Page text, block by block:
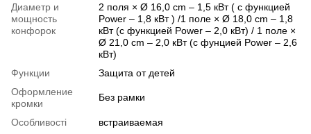
Диаметр и
мощность
конфорок
2 поля × Ø 16,0 cm – 1,5 кВт ( с функцией
Power – 1,8 кВт ) /1 поле × Ø 18,0 cm – 1,8
кВт (с функцией Power – 2,0 кВт) / 1 поле ×
Ø 21,0 cm – 2,0 кВт (с фунцией Power – 2,6
кВт)
Функции
Защита от детей
Оформление
кромки
Без рамки
Особливості
встраиваемая